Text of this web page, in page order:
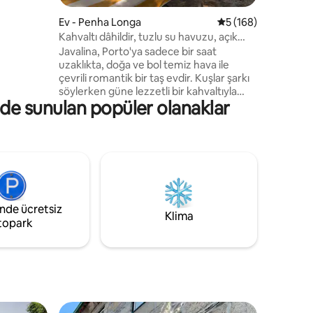
Ev - Penha Longa 5 üzerinden
5 (168)
Kahvaltı dâhildir, tuzlu su havuzu, açık
hava banyosu
Javalina, Porto'ya sadece bir saat
uzaklıkta, doğa ve bol temiz hava ile
çevrili romantik bir taş evdir. Kuşlar şarkı
söylerken güne lezzetli bir kahvaltıyla
başlayın, öğleden sonra büyük bir ağacın
gölgesinde bir kitapla rahatlayın ve
sunuyor ve açık hava küveti sizi tüm yıl
boyunca rahat anların tadını çıkarmaya
davet ediyor.
sunulan popüler olanaklar
ücretsiz
Klima